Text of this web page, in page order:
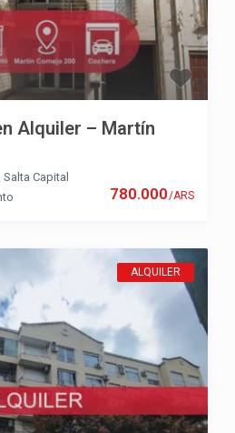
780.000/ARS
Alquiler – Martín
Salta Capital
ALQUILER